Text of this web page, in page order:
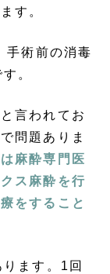
す。
手術前の消毒
。
言われてお
問題ありま
麻酔専門医
ス麻酔を行
をすること
ます。1回